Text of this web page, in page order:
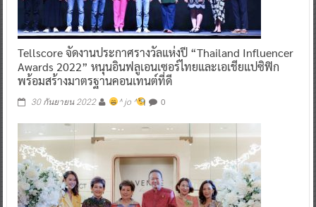
Tellscore จัดงานประกาศรางวัลแห่งปี “Thailand Influencer
Awards 2022” หนุนอินฟลูเอนเซอร์ไทยและเอเชียแปซิฟิก
พร้อมสร้างมาตรฐานคอนเทนต์ที่ดี
30 กันยายน 2022 ^ jo ^ 0